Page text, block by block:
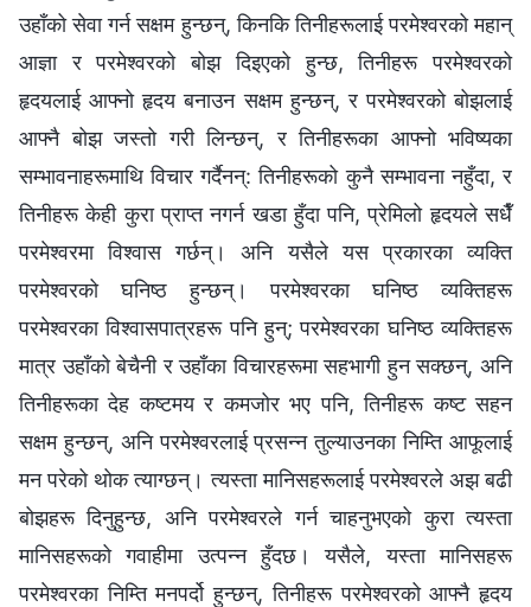
उहाँको सेवा गर्न सक्षम हुन्छन्, किनकि तिनीहरूलाई परमेश्‍वरको महान्
आज्ञा र परमेश्‍वरको बोझ दिइएको हुन्छ, तिनीहरू परमेश्‍वरको
हृदयलाई आफ्नो हृदय बनाउन सक्षम हुन्छन्, र परमेश्‍वरको बोझलाई
आफ्नै बोझ जस्तो गरी लिन्छन्, र तिनीहरूका आफ्नो भविष्यका
सम्भावनाहरूमाथि विचार गर्दैनन्: तिनीहरूको कुनै सम्भावना नहुँदा, र
तिनीहरू केही कुरा प्राप्त नगर्न खडा हुँदा पनि, प्रेमिलो हृदयले सधैँ
परमेश्‍वरमा विश्‍वास गर्छन्। अनि यसैले यस प्रकारका व्यक्ति
परमेश्‍वरको घनिष्ठ हुन्छन्। परमेश्‍वरका घनिष्ठ व्यक्तिहरू
परमेश्‍वरका विश्‍वासपात्रहरू पनि हुन्; परमेश्‍वरका घनिष्ठ व्यक्तिहरू
मात्र उहाँको बेचैनी र उहाँका विचारहरूमा सहभागी हुन सक्छन्, अनि
तिनीहरूका देह कष्टमय र कमजोर भए पनि, तिनीहरू कष्ट सहन
सक्षम हुन्छन्, अनि परमेश्‍वरलाई प्रसन्न तुल्याउनका निम्ति आफूलाई
मन परेको थोक त्याग्छन्। त्यस्ता मानिसहरूलाई परमेश्‍वरले अझ बढी
बोझहरू दिनुहुन्छ, अनि परमेश्‍वरले गर्न चाहनुभएको कुरा त्यस्ता
मानिसहरूको गवाहीमा उत्पन्न हुँदछ। यसैले, यस्ता मानिसहरू
परमेश्‍वरका निम्ति मनपर्दो हुन्छन्, तिनीहरू परमेश्‍वरको आफ्नै हृदय